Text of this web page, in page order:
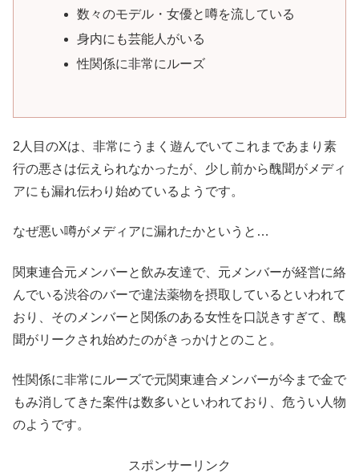
数々のモデル・女優と噂を流している
身内にも芸能人がいる
性関係に非常にルーズ
2人目のXは、非常にうまく遊んでいてこれまであまり素
行の悪さは伝えられなかったが、少し前から醜聞がメディ
アにも漏れ伝わり始めているようです。
なぜ悪い噂がメディアに漏れたかというと…
関東連合元メンバーと飲み友達で、元メンバーが経営に絡
んでいる渋谷のバーで違法薬物を摂取しているといわれて
おり、そのメンバーと関係のある女性を口説きすぎて、醜
聞がリークされ始めたのがきっかけとのこと。
性関係に非常にルーズで元関東連合メンバーが今まで金で
もみ消してきた案件は数多いといわれており、危うい人物
のようです。
スポンサーリンク